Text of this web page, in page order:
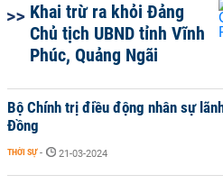
Khai trừ ra khỏi Đảng
Chủ tịch UBND tỉnh Vĩnh
Phúc, Quảng Ngãi
Bộ Chính trị điều động nhân sự
Đồng
THỜI SỰ - 21-03-2024